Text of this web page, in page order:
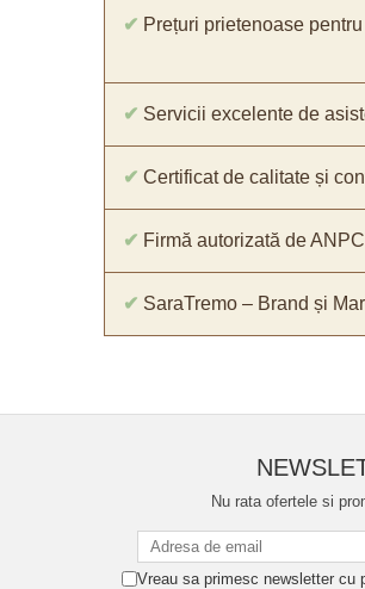
✔ Prețuri prietenoase
✔ Servicii excelente de
✔ Certificat de calitate și
✔ Firmă autorizată de
✔ SaraTremo – Brand și
Nu rata ofertele si
Vreau sa primesc newsletter cu